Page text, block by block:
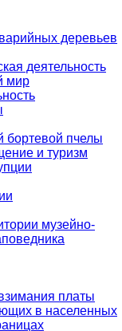
деревьев
деятельность
мир
бортевой пчелы
и туризм
музейно-
платы
в населенных